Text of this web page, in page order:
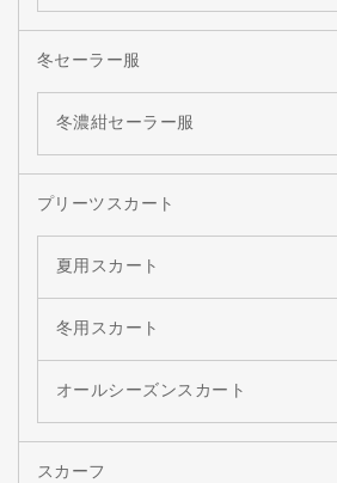
冬セーラー服
冬濃紺セーラー服
プリーツスカート
夏用スカート
冬用スカート
オールシーズンスカート
スカーフ